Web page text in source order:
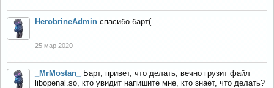
HerobrineAdmin спасибо барт(
25 мар 2020
_MrMostan_
Барт, привет, что делать, вечно грузит файл
libopenal.so, кто увидит напишите мне, кто знает, что делать?